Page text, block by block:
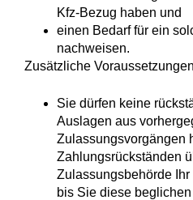
Kfz-Bezug haben und
einen Bedarf für ein
nachweisen.
Zusätzliche
Sie dürfen keine
Auslagen aus
Zulassungsvorgängen
Zahlungsrückständen
Zulassungsbehörde
bis Sie diese